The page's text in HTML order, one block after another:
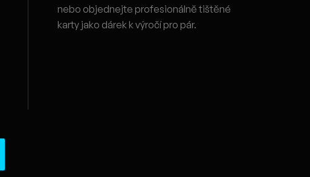
nebo objednejte profesionálně tištěné
karty jako dárek k výročí pro pár.